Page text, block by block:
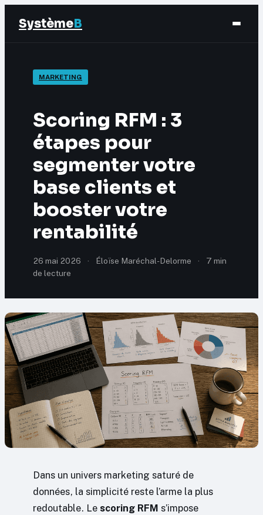
SystèmeB
Finance
Éducation & Emploi
Marketing
MARKETING
Scoring RFM : 3
étapes pour
segmenter votre
base clients et
booster votre
rentabilité
26 mai 2026 · Éloïse Maréchal-Delorme ·
7 min
de lecture
Dans un univers marketing saturé de
données, la simplicité reste l’arme la plus
redoutable. Le scoring RFM s’impose